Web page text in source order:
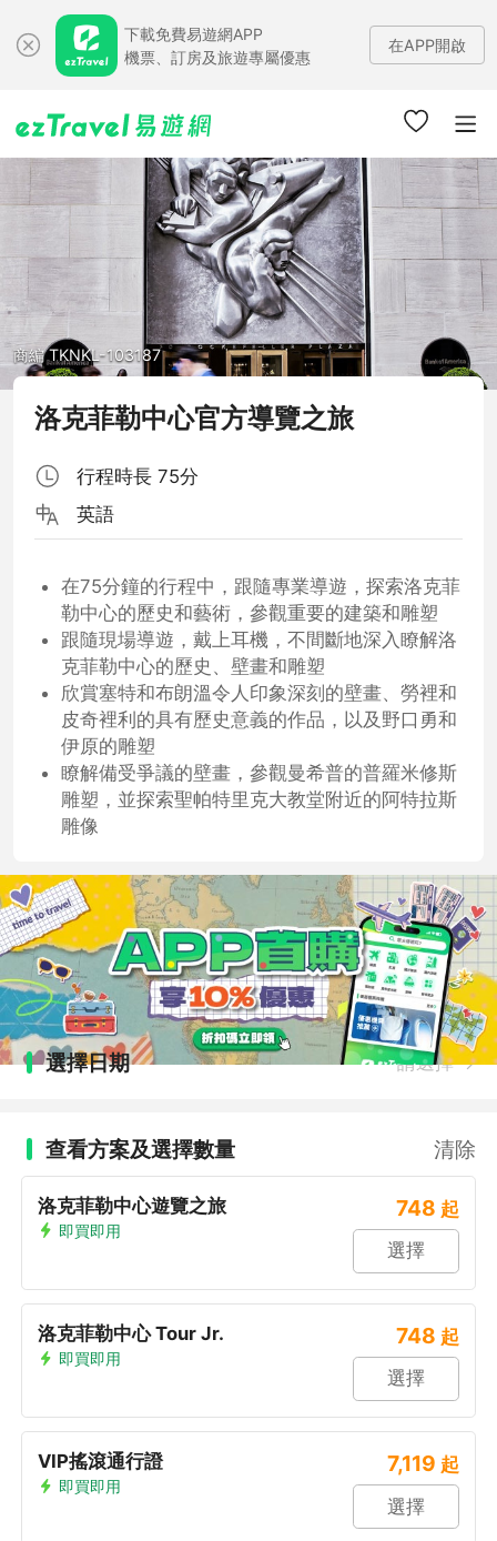
下載免費易遊網APP
機票、訂房及旅遊專屬優惠
在APP開啟
商編 TKNKL-103187
洛克菲勒中心官方導覽之旅
行程時長 75分
英語
在75分鐘的行程中，跟隨專業導遊，探索洛克菲
勒中心的歷史和藝術，參觀重要的建築和雕塑
跟隨現場導遊，戴上耳機，不間斷地深入瞭解洛
克菲勒中心的歷史、壁畫和雕塑
欣賞塞特和布朗溫令人印象深刻的壁畫、勞裡和
皮奇裡利的具有歷史意義的作品，以及野口勇和
伊原的雕塑
瞭解備受爭議的壁畫，參觀曼希普的普羅米修斯
雕塑，並探索聖帕特里克大教堂附近的阿特拉斯
雕像
選擇日期 請選擇
查看方案及選擇數量 清除
洛克菲勒中心遊覽之旅
即買即用
748 起
選擇
洛克菲勒中心 Tour Jr.
即買即用
748 起
選擇
VIP搖滾通行證
即買即用
7,119 起
選擇